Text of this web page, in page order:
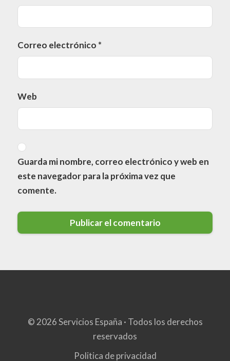
Correo electrónico *
Web
Guarda mi nombre, correo electrónico y web en
este navegador para la próxima vez que
comente.
© 2026 Servicios España · Todos los derechos
reservados
Politica de privacidad